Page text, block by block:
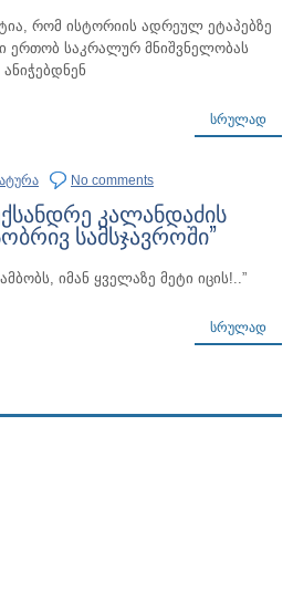
რომ ისტორიის ადრეულ ეტაპებზე
ერთობ საკრალურ მნიშვნელობას
ანიჭებდნენ
ᲡᲠᲣᲚᲐᲓ
No comments
კალანდაძის
სამსჯავროში”
იმან ყველაზე მეტი იცის!..”
ᲡᲠᲣᲚᲐᲓ